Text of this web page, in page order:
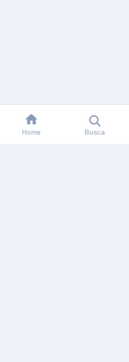
Home Busca